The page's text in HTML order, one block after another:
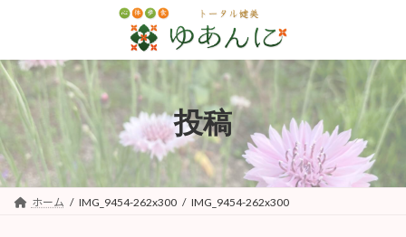
ン
ツ
キ
ッ
ー
シ
に
移
投稿
ホーム IMG_9454-262x300 IMG_9454-262x300